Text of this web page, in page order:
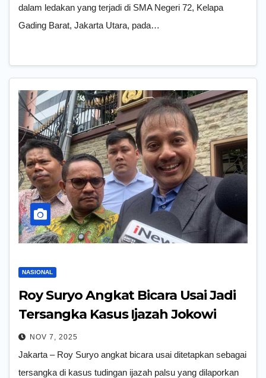
dalam ledakan yang terjadi di SMA Negeri 72, Kelapa
Gading Barat, Jakarta Utara, pada…
NASIONAL
Roy Suryo Angkat Bicara Usai Jadi
Tersangka Kasus Ijazah Jokowi
NOV 7, 2025
Jakarta – Roy Suryo angkat bicara usai ditetapkan sebagai
tersangka di kasus tudingan ijazah palsu yang dilaporkan